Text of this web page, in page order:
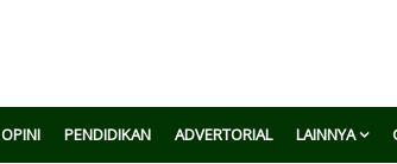
OPINI PENDIDIKAN ADVERTORIAL LAINNYA